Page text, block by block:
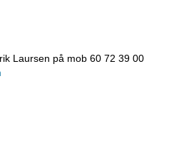
Laursen på mob 60 72 39 00